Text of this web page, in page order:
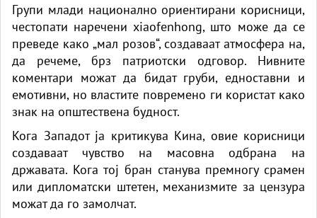
Групи млади национално ориентирани корисници,
честопати наречени xiaofenhong, што може да се
преведе како „мал розов“, создаваат атмосфера на,
да речеме, брз патриотски одговор. Нивните
коментари можат да бидат груби, едноставни и
емотивни, но властите повремено ги користат како
знак на општествена будност.
Кога Западот ја критикува Кина, овие корисници
создаваат чувство на масовна одбрана на
државата. Кога тој бран станува премногу срамен
или дипломатски штетен, механизмите за цензура
можат да го замолчат.